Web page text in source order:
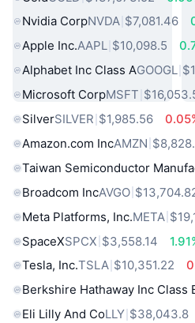
Nvidia CorpNVDA $7,081.46
Apple Inc.AAPL $10,098.5
Alphabet Inc Class AGOOGL
Microsoft CorpMSFT
SilverSILVER $1,985.56
Amazon.com IncAMZN
Taiwan Semiconductor
Broadcom IncAVGO
Meta Platforms, Inc.META
SpaceXSPCX $3,558.14
Tesla, Inc.TSLA $10,351.22
Berkshire Hathaway Inc Class
Eli Lilly And CoLLY $38,043.8